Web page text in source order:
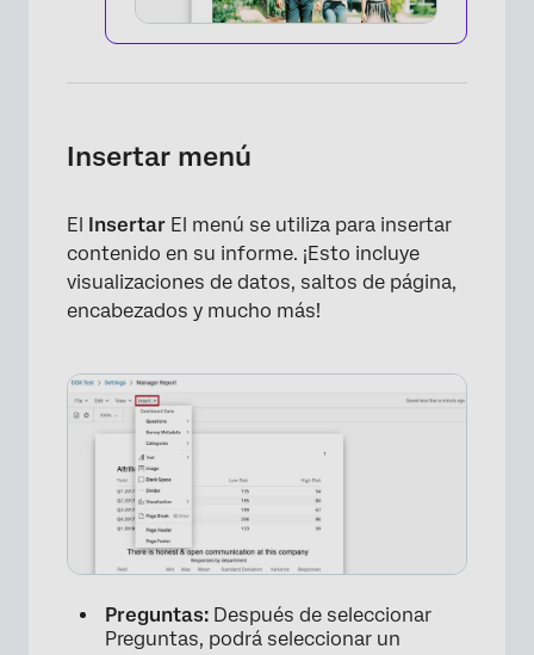
×
×
Insertar menú
El Insertar El menú se utiliza para insertar
contenido en su informe. ¡Esto incluye
visualizaciones de datos, saltos de página,
encabezados y mucho más!
Preguntas: Después de seleccionar
Preguntas, podrá seleccionar un